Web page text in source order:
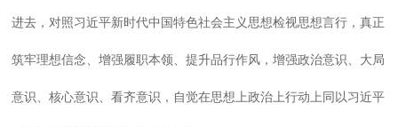
进去，对照习近平新时代中国特色社会主义思想检视思想言行，真正
筑牢理想信念、增强履职本领、提升品行作风，增强政治意识、大局
意识、核心意识、看齐意识，自觉在思想上政治上行动上同以习近平